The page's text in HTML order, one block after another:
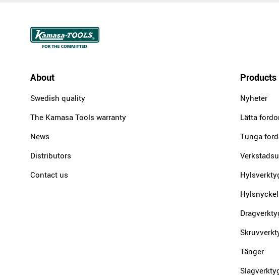
About
Swedish quality
The Kamasa Tools warranty
News
Distributors
Contact us
Products
Nyheter
Lätta
Tunga
Tänger